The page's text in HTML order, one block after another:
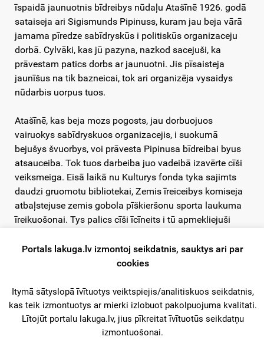
īspaidā jaunuotnis bīdreibys nūdaļu Atašīnē 1926. godā
sataiseja ari Sigismunds Pipinuss, kuram jau beja vārā
jamama pīredze sabīdryskūs i politiskūs organizaceju
dorbā. Cylvāki, kas jū pazyna, nazkod sacejuši, ka
prāvestam patics dorbs ar jaunuotni. Jis pīsaisteja
jaunīšus na tik bazneicai, tok ari organizēja vysaidys
nūdarbis uorpus tuos.
Atašīnē, kas beja mozs pogosts, jau dorbuojuos
vairuokys sabīdryskuos organizacejis, i suokumā
bejušys švuorbys, voi prāvesta Pipinusa bīdreibai byus
atsauceiba. Tok tuos darbeiba juo vadeibā izavērte cīši
veiksmeiga. Eisā laikā nu Kulturys fonda tyka sajimts
daudzi gruomotu bibliotekai, Zemis īreiceibys komiseja
atbaļstejuse zemis gobola pīškieršonu sporta laukuma
īreikuošonai. Tys palics cīši īcīneits i tū apmekliejuši
Par tū stuostejuši poši atašuoni:“..leidz šam asam
apsavīnojuši tikai 25 eistī bīdri, 7 interesanti un vairōki
sareikōšonai ar teātra izrōdem, lai taidā kōrtā atradynot
jaunōtni nu tai saucamom „večerinkom”, kas beja pi
mums tik bīži sareikōtas. Asam izvaduši: 1) „Nu
soldonas buteles”, jūku luga, 2) „Medicinas nūslāpums”,
Portals lakuga.lv izmontoj seikdatnis, sauktys ari par
cookies
Itymā sātyslopā īvītuotys veiktspiejis/analitiskuos seikdatnis,
kas teik izmontuotys ar mierki izlobuot pakolpuojuma kvalitati.
Lītojūt portalu lakuga.lv, jius pīkreitat īvītuotūs seikdatņu
izmontuošonai.